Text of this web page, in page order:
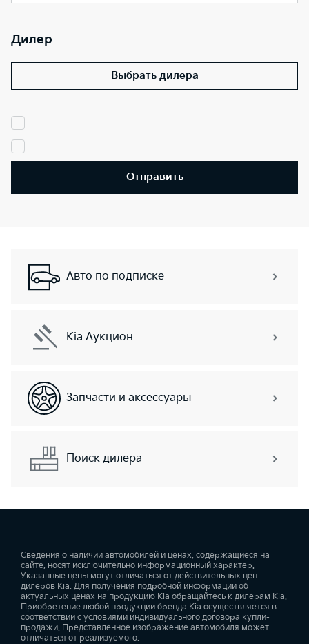
Дилер
Выбрать дилера
Отправить
Авто по подписке
Kia Аукцион
Запчасти и аксессуары
Поиск дилера
Сведения о наличии автомобилей и ценах, содержащиеся на
сайте, носят исключительно информационный характер.
Указанные цены могут отличаться от действительных цен
дилеров Kia. Для получения подробной информации об
актуальных ценах на продукцию Kia обращайтесь к дилерам Kia.
Приобретение любой продукции бренда Kia осуществляется в
соответствии с условиями индивидуального договора купли-
продажи. Представленное изображение автомобиля может
отличаться от реализуемого.